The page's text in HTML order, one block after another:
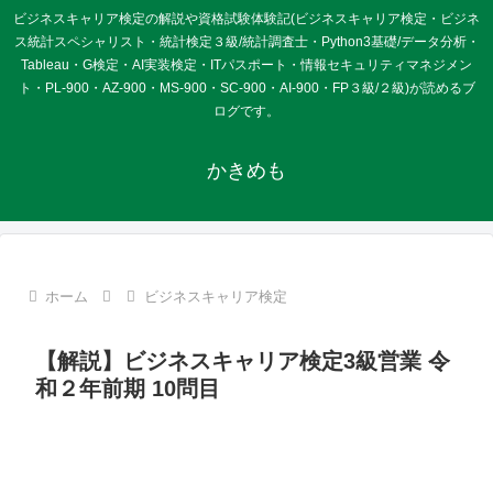
ビジネスキャリア検定の解説や資格試験体験記(ビジネスキャリア検定・ビジネ
ス統計スペシャリスト・統計検定３級/統計調査士・Python3基礎/データ分析・
Tableau・G検定・AI実装検定・ITパスポート・情報セキュリティマネジメン
ト・PL-900・AZ-900・MS-900・SC-900・AI-900・FP３級/２級)が読めるブ
ログです。
かきめも
ホーム ビジネスキャリア検定
【解説】ビジネスキャリア検定3級営業 令
和２年前期 10問目